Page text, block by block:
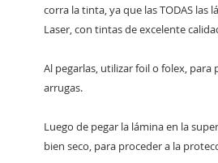
corra la tinta, ya que las TODAS las
Laser, con tintas de excelente
Al pegarlas, utilizar foil o folex,
arrugas.
Luego de pegar la lámina en la
bien seco, para proceder a la